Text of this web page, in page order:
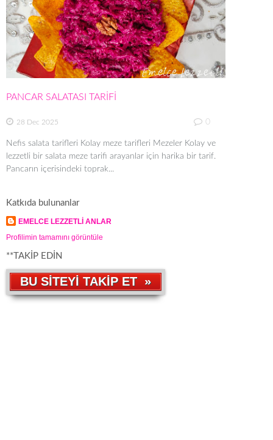
PANCAR SALATASI TARİFİ
28 Dec 2025 0
Nefis salata tarifleri Kolay meze tarifleri Mezeler Kolay ve
lezzetli bir salata meze tarifi arayanlar için harika bir tarif.
Pancarın içerisindeki toprak...
Katkıda bulunanlar
EMELCE LEZZETLİ ANLAR
Profilimin tamamını görüntüle
**TAKİP EDİN
BU SİTEYİ TAKİP ET »